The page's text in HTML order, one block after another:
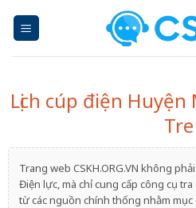
Lịch cúp điện Huyện
Tre
Trang web CSKH.ORG.VN không
Điện lực, mà chỉ cung cấp công cụ
từ các nguồn chính thống nhằm mục